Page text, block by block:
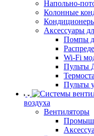
Напольно-
Колонные
Аксессуары
Помпы
Wi-Fi
Пульты
Пульты
воздуха
Вентиляторы